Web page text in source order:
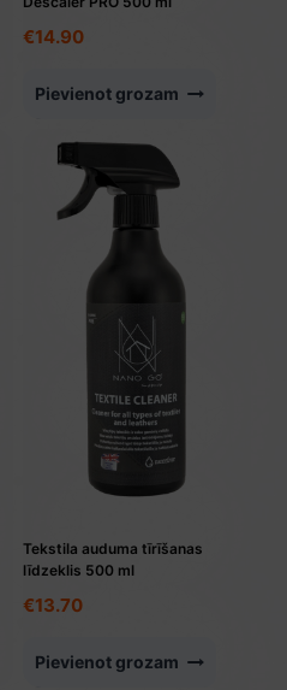
€14.90
Pievienot grozam
Tekstila auduma tīrīšanas
līdzeklis 500 ml
€13.70
Pievienot grozam